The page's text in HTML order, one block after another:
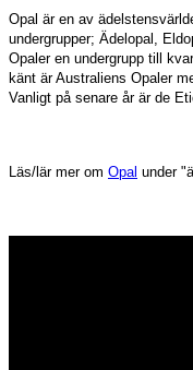
Opal är en av
undergrupper; Ädelopal,
Opaler en undergrupp till
känt är Australiens Opaler
Vanligt på senare år är de
Läs/lär mer om Opal under